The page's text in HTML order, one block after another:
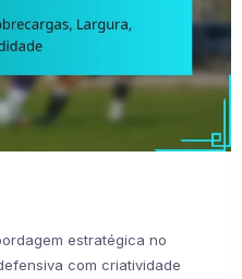
estratégica no
com criatividade